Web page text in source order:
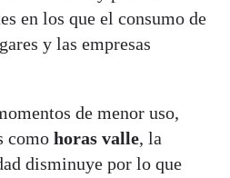
en los que el consumo de
y las empresas
de menor uso,
como horas valle, la
disminuye por lo que